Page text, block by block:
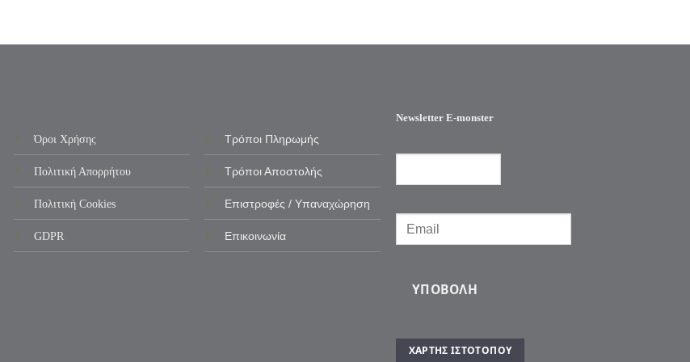
Όροι Χρήσης
Πολιτική Απορρήτου
Πολιτική Cookies
GDPR
Τρόποι Πληρωμής
Τρόποι Αποστολής
Επιστροφές / Υπαναχώρηση
Επικοινωνία
Newsletter E-monster
ΥΠΟΒΟΛΉ
ΧΆΡΤΗΣ ΙΣΤΌΤΟΠΟΥ